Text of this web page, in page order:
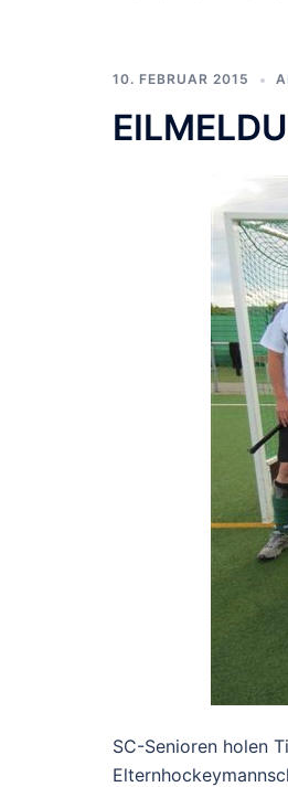
10. FEBRUAR 2015
SC-Senioren holen